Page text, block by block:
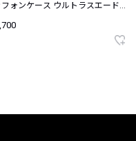
ォンケース ウルトラスエード